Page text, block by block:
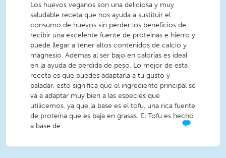
Los huevos veganos son una deliciosa y muy
saludable receta que nos ayuda a sustituir el
consumo de huevos sin perder los beneficios de
recibir una excelente fuente de proteinas e hierro y
puede llegar a tener altos contenidos de calcio y
magnesio. Ademas al ser bajo en calorías es ideal
en la ayuda de perdida de peso. Lo mejor de esta
receta es que puedes adaptarla a tu gusto y
paladar, esto significa que el ingrediente principal se
va a adaptar muy bien a las especies que
utilicemos, ya que la base es el tofu, una rica fuente
de proteína que es baja en grasas. El Tofu es hecho
a base de...